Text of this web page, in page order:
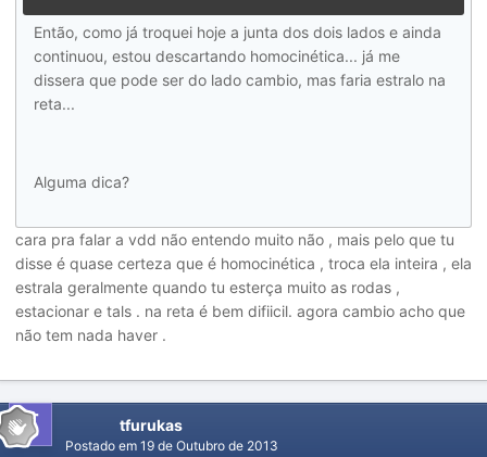
Então, como já troquei hoje a junta dos dois lados e ainda
continuou, estou descartando homocinética... já me
dissera que pode ser do lado cambio, mas faria estralo na
reta...
Alguma dica?
cara pra falar a vdd não entendo muito não , mais pelo que tu
disse é quase certeza que é homocinética , troca ela inteira , ela
estrala geralmente quando tu esterça muito as rodas ,
estacionar e tals . na reta é bem difiicil. agora cambio acho que
não tem nada haver .
tfurukas
Postado em 19 de Outubro de 2013